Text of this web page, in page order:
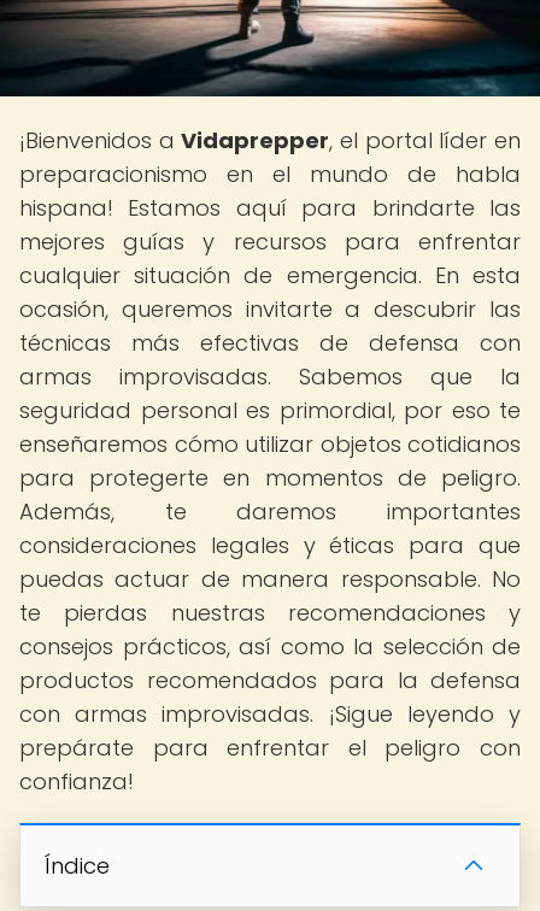
¡Bienvenidos aVidaprepper, el portal líder en
preparacionismo en el mundo de habla
hispana! Estamos aquí para brindarte las
mejores guías y recursos para enfrentar
cualquier situación de emergencia. En esta
ocasión, queremos invitarte a descubrir las
técnicas más efectivas de defensa con
armas improvisadas. Sabemos que la
seguridad personal es primordial, por eso te
enseñaremos cómo utilizar objetos cotidianos
para protegerte en momentos de peligro.
Además, te daremos importantes
consideraciones legales y éticas para que
puedas actuar de manera responsable. No
te pierdas nuestras recomendaciones y
consejos prácticos, así como la selección de
productos recomendados para la defensa
con armas improvisadas. ¡Sigue leyendo y
prepárate para enfrentar el peligro con
confianza!
Índice